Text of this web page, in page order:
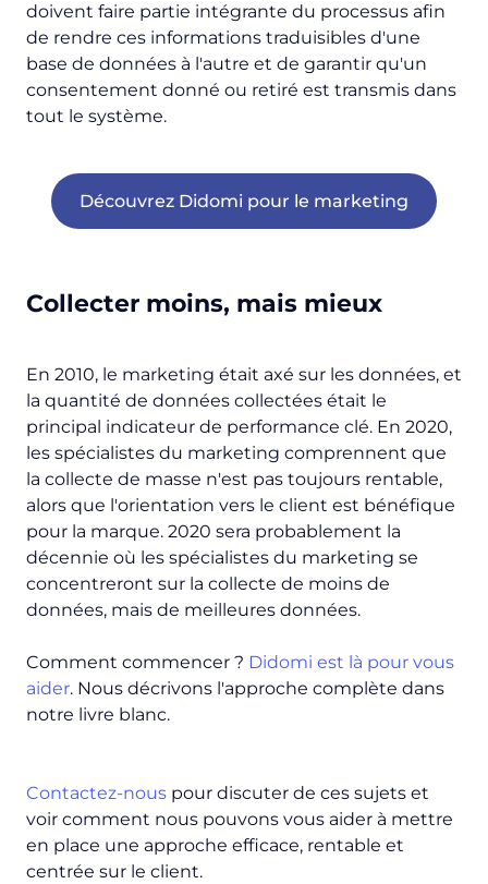
doivent faire partie intégrante du processus afin
de rendre ces informations traduisibles d'une
base de données à l'autre et de garantir qu'un
consentement donné ou retiré est transmis dans
tout le système.
Découvrez Didomi pour le marketing
Collecter moins, mais mieux
En 2010, le marketing était axé sur les données, et
la quantité de données collectées était le
principal indicateur de performance clé. En 2020,
les spécialistes du marketing comprennent que
la collecte de masse n'est pas toujours rentable,
alors que l'orientation vers le client est bénéfique
pour la marque. 2020 sera probablement la
décennie où les spécialistes du marketing se
concentreront sur la collecte de moins de
données, mais de meilleures données.
Comment commencer ? Didomi est là pour vous
aider. Nous décrivons l'approche complète dans
notre livre blanc.
Contactez-nous pour discuter de ces sujets et
voir comment nous pouvons vous aider à mettre
en place une approche efficace, rentable et
centrée sur le client.